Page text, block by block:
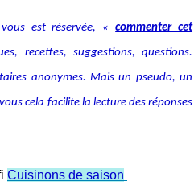
est réservée, «commenter cet
recettes, suggestions, questions.
anonymes. Mais un pseudo, un
cela facilite la lecture des réponses
Cuisinons de saison